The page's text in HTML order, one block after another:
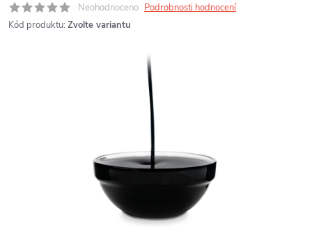
Neohodnoceno Podrobnosti hodnocení
Kód produktu: Zvolte variantu